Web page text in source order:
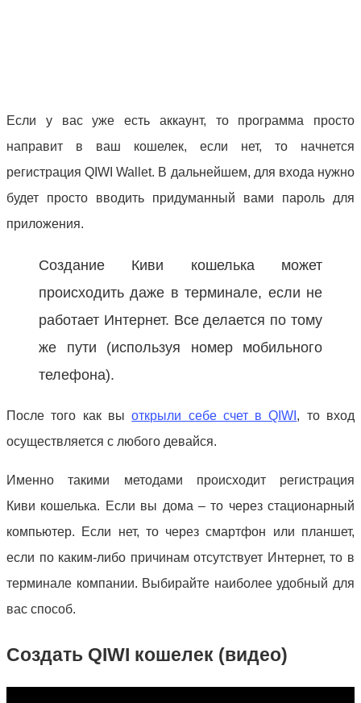
Если у вас уже есть аккаунт, то программа просто
направит в ваш кошелек, если нет, то начнется
регистрация QIWI Wallet. В дальнейшем, для входа нужно
будет просто вводить придуманный вами пароль для
приложения.
Создание Киви кошелька может
происходить даже в терминале, если не
работает Интернет. Все делается по тому
же пути (используя номер мобильного
телефона).
После того как выоткрыли себе счет в QIWI , то вход
осуществляется с любого девайся.
Именно такими методами происходит регистрация
Киви кошелька. Если вы дома – то через стационарный
компьютер. Если нет, то через смартфон или планшет,
если по каким-либо причинам отсутствует Интернет, то в
терминале компании. Выбирайте наиболее удобный для
вас способ.
Создать QIWI кошелек (видео)